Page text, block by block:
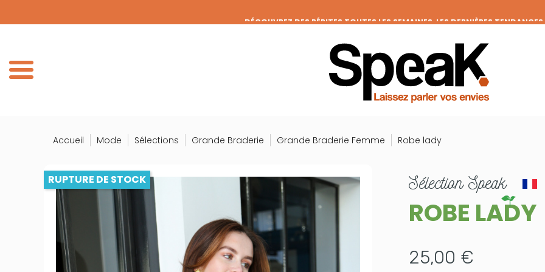
FRAIS DE PORT OFFERTS DÈS 50€ D'ACHAT (HORS REMISES)
DEVENEZ MEMBRE DE LA CLIQUE ET BÉNÉFICIEZ DE NOMBREUX
GRANDE BRADERIE : TOUTES VOS ENVIES À PRIX RONDS !
Accueil Mode Sélections Grande Braderie Grande Braderie Femme Robe lady
RUPTURE DE STOCK sélectionSpeak
ROBE LADY
25,00 €